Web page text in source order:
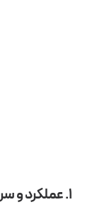
۱. عملکرد و سرعت فوق‌العاده